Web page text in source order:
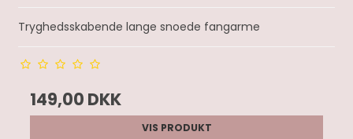
Tryghedsskabende lange snoede fangarme
149,00 DKK
VIS PRODUKT